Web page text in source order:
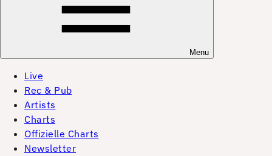
Menu
Live
Rec & Pub
Artists
Charts
Offizielle Charts
Newsletter